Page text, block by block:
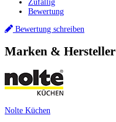
Zufällig
Bewertung
Bewertung schreiben
Marken & Hersteller
Nolte Küchen